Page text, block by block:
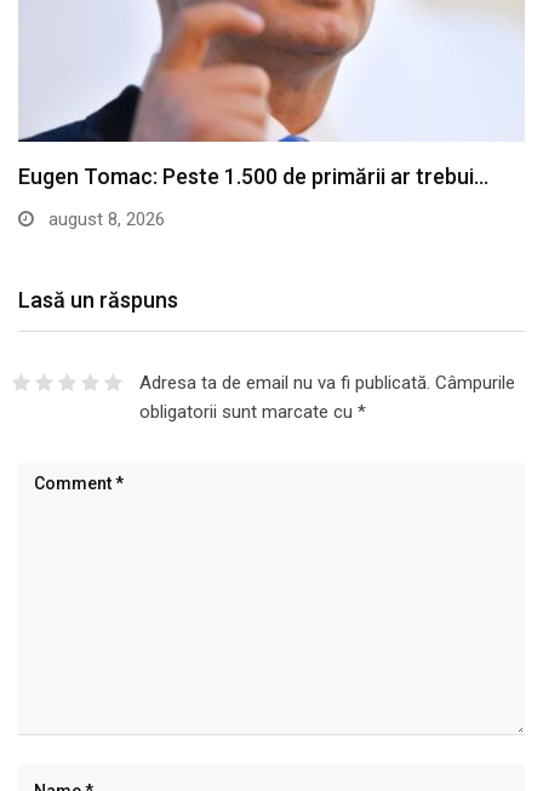
Lasă un răspuns
Adresa ta de email nu va fi publicată. Câmpurile
obligatorii sunt marcate cu *